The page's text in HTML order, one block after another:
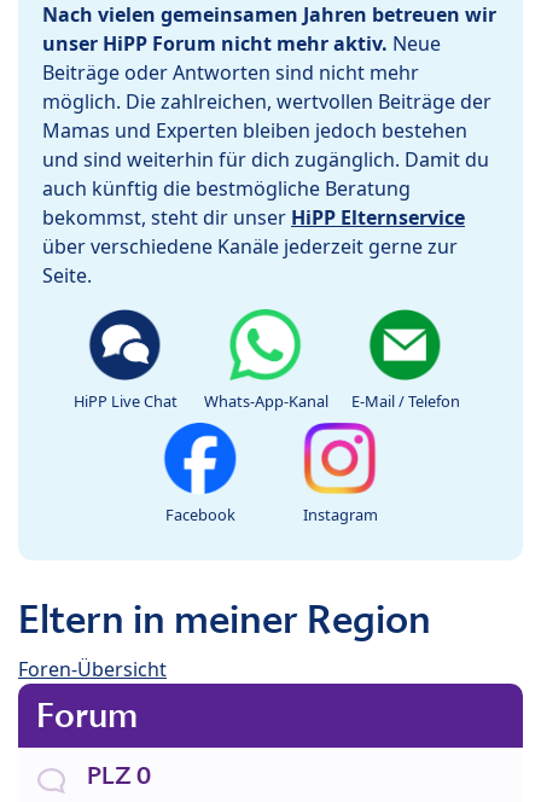
Nach vielen gemeinsamen Jahren betreuen wir
unser HiPP Forum nicht mehr aktiv. Neue
Beiträge oder Antworten sind nicht mehr
möglich. Die zahlreichen, wertvollen Beiträge der
Mamas und Experten bleiben jedoch bestehen
und sind weiterhin für dich zugänglich. Damit du
auch künftig die bestmögliche Beratung
bekommst, steht dir unser HiPP Elternservice
über verschiedene Kanäle jederzeit gerne zur
Seite.
HiPP Live Chat Whats-App-Kanal E-Mail / Telefon
Facebook Instagram
Eltern in meiner Region
Foren-Übersicht
Forum
PLZ 0